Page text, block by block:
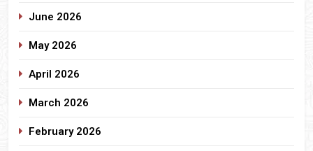
June 2026
May 2026
April 2026
March 2026
February 2026